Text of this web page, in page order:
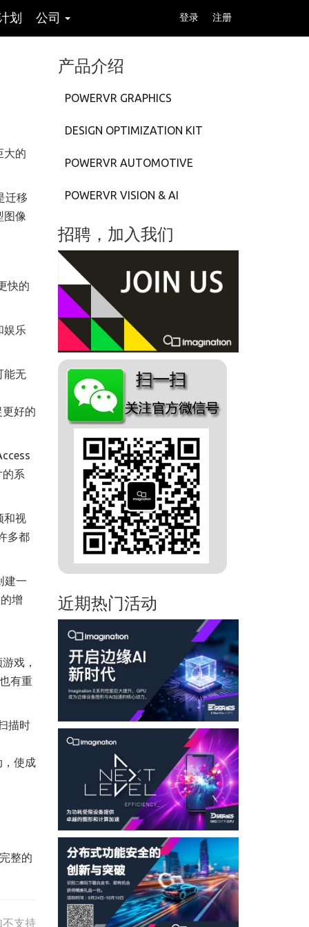
划 公司 登录 注册
大的
迁移
图像
快的
娱乐
能无
好的
系
和视
多都
建一
增
戏，
有重
描时
，使成
整的
不支持
产品介绍
POWERVR GRAPHICS
DESIGN OPTIMIZATION KIT
POWERVR AUTOMOTIVE
POWERVR VISION & AI
招聘，加入我们
近期热门活动